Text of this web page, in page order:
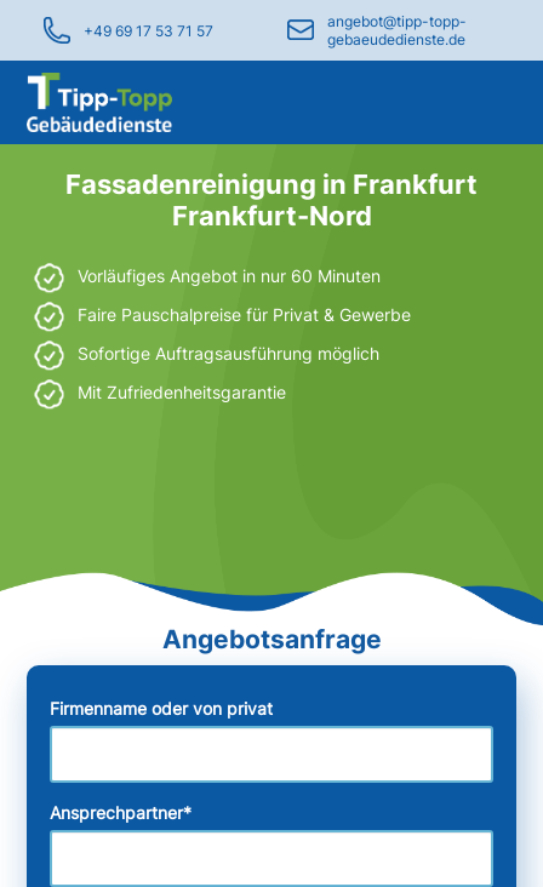
+49 69 17 53 71 57
angebot@tipp-topp-
gebaeudedienste.de
Fassadenreinigung in Frankfurt
Frankfurt-Nord
Vorläufiges Angebot in nur 60 Minuten
Faire Pauschalpreise für Privat & Gewerbe
Sofortige Auftragsausführung möglich
Mit Zufriedenheitsgarantie
Firmenname oder von privat
Ansprechpartner*